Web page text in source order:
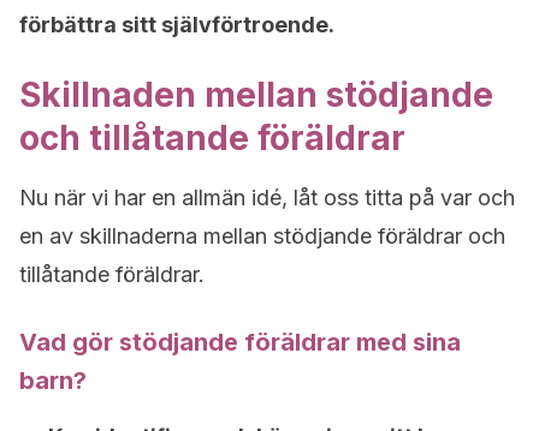
förbättra sitt självförtroende.
Skillnaden mellan stödjande
och tillåtande föräldrar
Nu när vi har en allmän idé, låt oss titta på var och
en av skillnaderna mellan stödjande föräldrar och
tillåtande föräldrar.
Vad gör stödjande föräldrar med sina
barn?